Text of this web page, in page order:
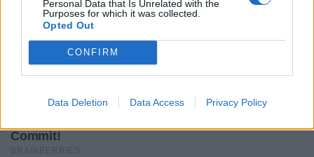
Personal Data that Is Unrelated with the
Purposes for which it was collected.
Opted Out
CONFIRM
Data Deletion Data Access Privacy Policy